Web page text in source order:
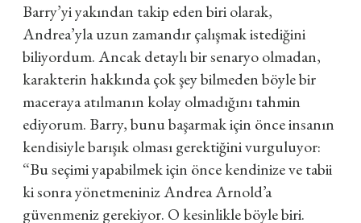
Barry’yi yakından takip eden biri olarak,
Andrea’yla uzun zamandır çalışmak istediğini
biliyordum. Ancak detaylı bir senaryo olmadan,
karakterin hakkında çok şey bilmeden böyle bir
maceraya atılmanın kolay olmadığını tahmin
ediyorum. Barry, bunu başarmak için önce insanın
kendisiyle barışık olması gerektiğini vurguluyor:
“Bu seçimi yapabilmek için önce kendinize ve tabii
ki sonra yönetmeniniz Andrea Arnold’a
güvenmeniz gerekiyor. O kesinlikle böyle biri.